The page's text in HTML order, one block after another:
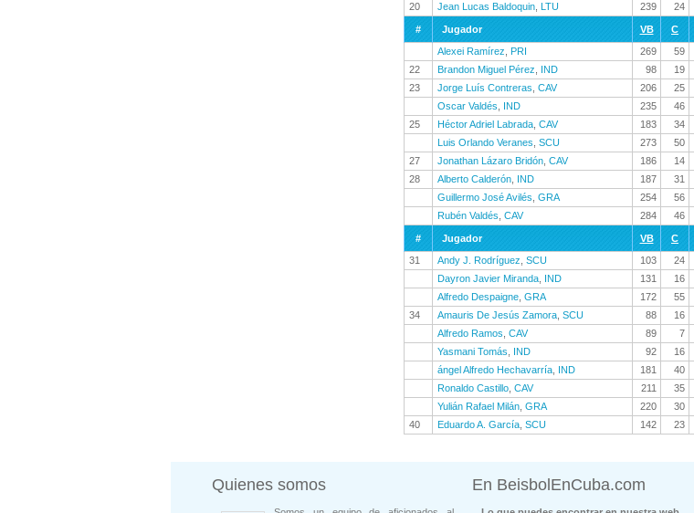
20
Jean Lucas Baldoquin LTU 239 24
# Jugador VB C
Alexei Ramírez
PRI 269 59
22
Brandon Miguel Pérez IND 98 19
23
Jorge Luís Contreras CAV 206 25
Oscar Valdés
IND 235 46
25
Héctor Adriel Labrada CAV 183 34
Luis Orlando Veranes SCU 273 50
27
Jonathan Lázaro Bridón CAV 186 14
28
Alberto Calderón IND 187 31
Guillermo José Avilés GRA 254 56
Rubén Valdés CAV 284 46
# Jugador VB C
31
Andy J. Rodríguez SCU 103 24
Dayron Javier Miranda IND 131 16
Alfredo Despaigne GRA 172 55
34
Amauris De Jesús Zamora SCU 88 16
Alfredo Ramos CAV 89 7
Yasmani Tomás
IND 92 16
ángel Alfredo Hechavarría IND 181 40
Ronaldo Castillo CAV 211 35
Yulián Rafael Milán GRA 220 30
40
Eduardo A. García SCU 142 23
Quienes somos En BeisbolEnCuba.com